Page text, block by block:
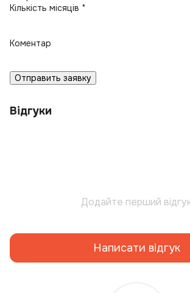
Кількість місяців *
Коментар
Отправить заявку
Відгуки
Додайте перший
Написати відгук